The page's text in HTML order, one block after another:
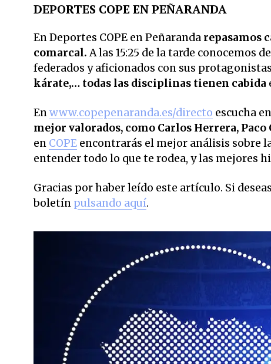
DEPORTES COPE EN PEÑARANDA
En Deportes COPE en Peñaranda repasamos
comarcal.A las 15:25 de la tarde conocemos
federados y aficionados con sus
kárate,… todas las disciplinas tienen cabida
Enwww.copepenaranda.es/directo escucha
mejor valorados, como Carlos Herrera,
en COPE encontrarás el mejor análisis sobre
entender todo lo que te rodea, y las mejores
Gracias por haber leído este artículo. Si
boletín pulsando aquí.